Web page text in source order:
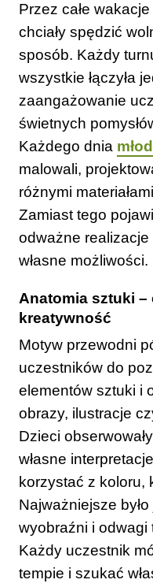
Przez całe
chciały spędzić
sposób. Każdy
wszystkie łączyła
zaangażowanie
świetnych
Każdego dnia
malowali,
różnymi
Zamiast tego
odważne
własne możliwości.
Anatomia sztuki –
kreatywność
Motyw przewodni
uczestników do
elementów sztuki i
obrazy, ilustracje
Dzieci
własne
korzystać z koloru,
Najważniejsze
wyobraźni i odwagi
Każdy uczestnik
tempie i szukać